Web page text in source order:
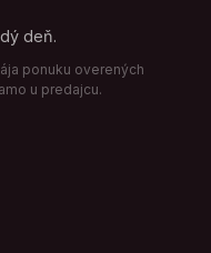
deň.
ponuku overených
u predajcu.